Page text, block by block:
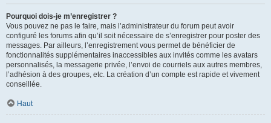
Pourquoi dois-je m’enregistrer ?
Vous pouvez ne pas le faire, mais l’administrateur du forum peut avoir
configuré les forums afin qu’il soit nécessaire de s’enregistrer pour poster des
messages. Par ailleurs, l’enregistrement vous permet de bénéficier de
fonctionnalités supplémentaires inaccessibles aux invités comme les avatars
personnalisés, la messagerie privée, l’envoi de courriels aux autres membres,
l’adhésion à des groupes, etc. La création d’un compte est rapide et vivement
conseillée.
Haut